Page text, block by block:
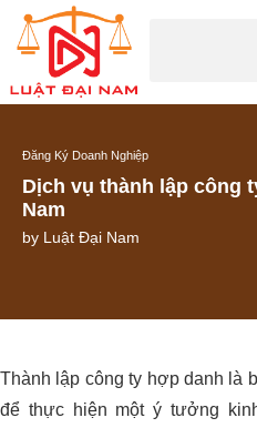
Đăng Ký Doanh Nghiệp
Dịch vụ thành lập công
Nam
by Luật Đại Nam
Thành lập công ty hợp danh là
để thực hiện một ý tưởng